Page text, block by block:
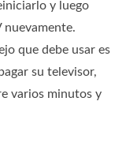
y luego
nuevamente.
que debe usar es
su televisor,
varios minutos y